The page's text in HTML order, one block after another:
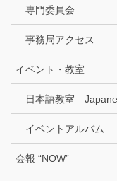
専門委員会
事務局アクセス
イベント・教室
日本語教室
イベントアルバム
会報 “NOW”